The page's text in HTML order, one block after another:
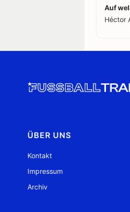
Auf
Héctor
ÜBER UNS
Kontakt
Impressum
Archiv